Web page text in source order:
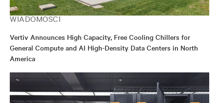
WIADOMOŚCI
Vertiv Announces High Capacity, Free Cooling Chillers for
General Compute and AI High-Density Data Centers in North
America